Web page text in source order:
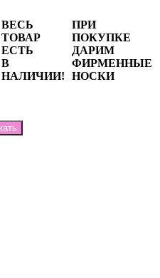
ВЕСЬ
ТОВАР
ЕСТЬ
В
НАЛИЧИИ!
ПРИ
ПОКУПКЕ
ДАРИМ
ФИРМЕННЫЕ
НОСКИ